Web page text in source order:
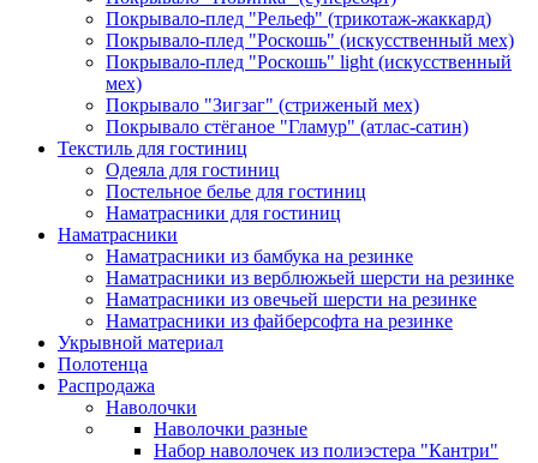
Покрывало-плед "Рельеф" (трикотаж-жаккард)
Покрывало-плед "Роскошь" (искусственный мех)
Покрывало-плед "Роскошь" light (искусственный
мех)
Покрывало "Зигзаг" (стриженый мех)
Покрывало стёганое "Гламур" (атлас-сатин)
Текстиль для гостиниц
Одеяла для гостиниц
Постельное белье для гостиниц
Наматрасники для гостиниц
Наматрасники
Наматрасники из бамбука на резинке
Наматрасники из верблюжьей шерсти на резинке
Наматрасники из овечьей шерсти на резинке
Наматрасники из файберсофта на резинке
Укрывной материал
Полотенца
Распродажа
Наволочки
Наволочки разные
Набор наволочек из полиэстера "Кантри"